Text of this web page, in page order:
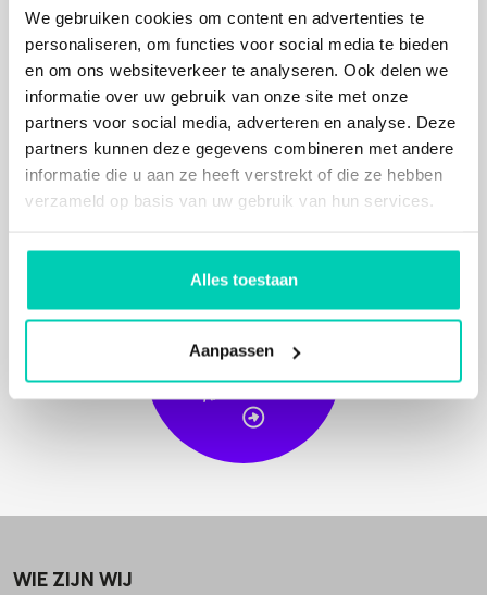
We gebruiken cookies om content en advertenties te
personaliseren, om functies voor social media te bieden
en om ons websiteverkeer te analyseren. Ook delen we
informatie over uw gebruik van onze site met onze
partners voor social media, adverteren en analyse. Deze
partners kunnen deze gegevens combineren met andere
informatie die u aan ze heeft verstrekt of die ze hebben
verzameld op basis van uw gebruik van hun services.
Alles toestaan
Aanpassen
Eten uit de streek bij Fier Bussum
Een heerlijke barbecue of toch een walking dinner
als afsluiting van je bijeenkomst? De chef-koks van
Fier Bussum denken graag met je mee. Net als bij
zusterbedrijf Spant is de standaard verhouding
vlees/vega 30/70. En de ingrediënten hiervoor
halen ze zo veel mogelijk uit de buurt!
VRIJBLIJVE
N
D
BE
S
C
HIKBAAR
HEI
D
OF
OFFER
TE
AA
NVRA
GE
N
WIE ZIJN WIJ